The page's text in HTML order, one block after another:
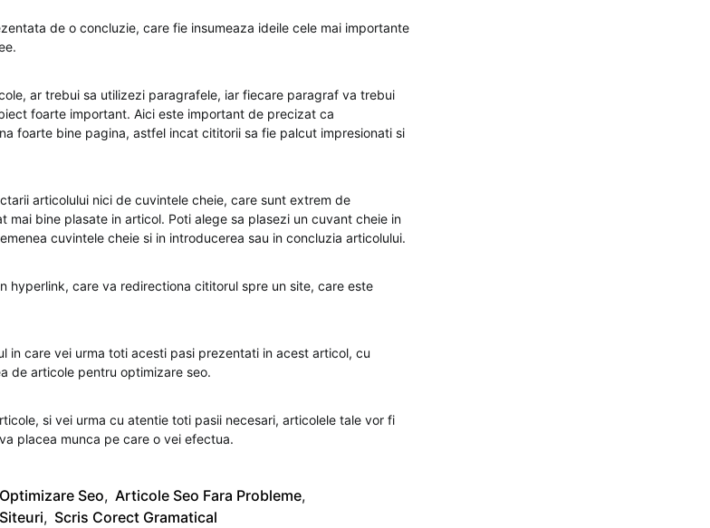
de o concluzie, care fie insumeaza ideile cele mai importante
ar trebui sa utilizezi paragrafele, iar fiecare paragraf va trebui
foarte important. Aici este important de precizat ca
foarte bine pagina, astfel incat cititorii sa fie palcut impresionati si
articolului nici de cuvintele cheie, care sunt extrem de
mai bine plasate in articol. Poti alege sa plasezi un cuvant cheie in
cuvintele cheie si in introducerea sau in concluzia articolului.
hyperlink, care va redirectiona cititorul spre un site, care este
in care vei urma toti acesti pasi prezentati in acest articol, cu
de articole pentru optimizare seo.
si vei urma cu atentie toti pasii necesari, articolele tale vor fi
placea munca pe care o vei efectua.
Seo, Articole Seo Fara Probleme,
, Scris Corect Gramatical